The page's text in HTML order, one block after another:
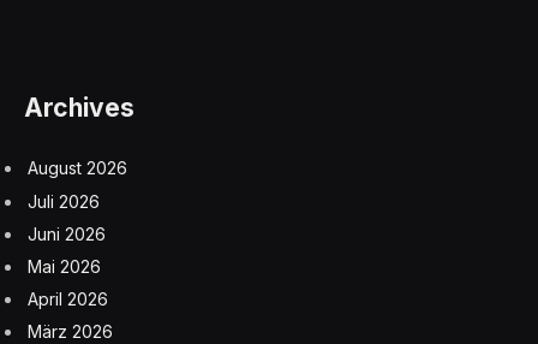
Archives
August 2026
Juli 2026
Juni 2026
Mai 2026
April 2026
März 2026